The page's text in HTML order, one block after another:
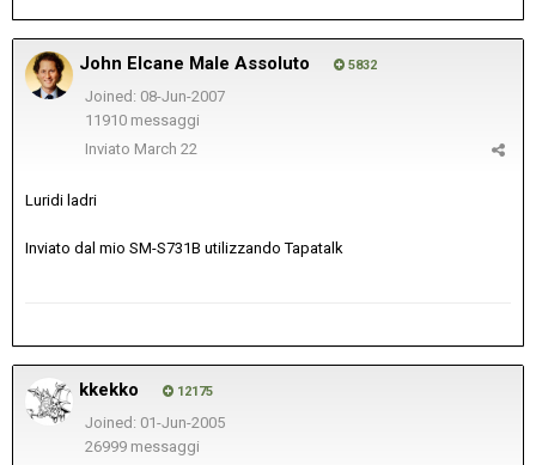
John Elcane Male Assoluto 5832
Joined: 08-Jun-2007
11910 messaggi
Inviato March 22
Luridi ladri
Inviato dal mio SM-S731B utilizzando Tapatalk
kkekko 12175
Joined: 01-Jun-2005
26999 messaggi